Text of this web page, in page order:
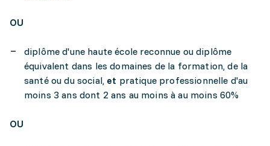
OU
diplôme d'une haute école reconnue ou diplôme
équivalent dans les domaines de la formation, de la
santé ou du social, et pratique professionnelle d'au
moins 3 ans dont 2 ans au moins à au moins 60%
OU